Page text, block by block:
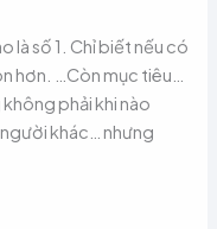
là số 1. Chỉ biết nếu có
hơn. …Còn mục tiêu…
phải khi nào
khác… nhưng